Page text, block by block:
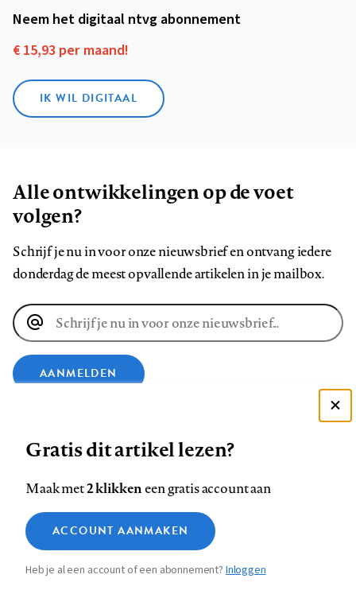
Neem het digitaal ntvg abonnement
€ 15,93 per maand!
IK WIL DIGITAAL
Alle ontwikkelingen op de voet
volgen?
Schrijf je nu in voor onze nieuwsbrief en ontvang iedere
donderdag de meest opvallende artikelen in je mailbox.
E-
mailadres
AANMELDEN
op
Facebook
op
LinkedIn
op
Bluesky
ons
op
InstagramYouTube
Footer
Contact Colofon Disclaimer Privacy
Medische vragen verdienen
betrouwbare antwoorden
Zie onze cookie policy
Analytische cookies
Marketing cookies
Gratis dit artikel lezen?
Maak met2 klikkeneen gratis account aan
ACCOUNT AANMAKEN
Heb je al een account of een abonnement?Inloggen